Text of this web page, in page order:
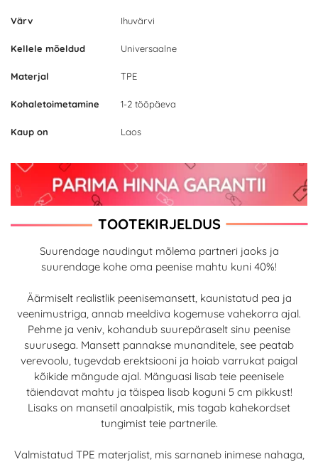
Värv Ihuvärvi
Kellele mõeldud Universaalne
Materjal TPE
Kohaletoimetamine 1-2 tööpäeva
Kaup on Laos
TOOTEKIRJELDUS
Suurendage naudingut mõlema partneri jaoks ja
suurendage kohe oma peenise mahtu kuni 40%!
Äärmiselt realistlik peenisemansett, kaunistatud pea ja
veenimustriga, annab meeldiva kogemuse vahekorra ajal.
Pehme ja veniv, kohandub suurepäraselt sinu peenise
suurusega. Mansett pannakse munanditele, see peatab
verevoolu, tugevdab erektsiooni ja hoiab varrukat paigal
kõikide mängude ajal. Mänguasi lisab teie peenisele
täiendavat mahtu ja täispea lisab koguni 5 cm pikkust!
Lisaks on mansetil anaalpistik, mis tagab kahekordset
tungimist teie partnerile.
Valmistatud TPE materjalist, mis sarnaneb inimese nahaga,